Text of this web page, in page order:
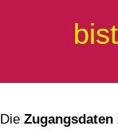
Die